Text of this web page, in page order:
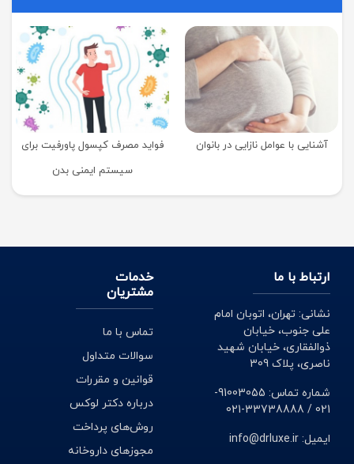
آشنایی با عوامل نازایی در بانوان
فواید مصرف کپسول پاورفیت برای
سیستم ایمنی بدن
ارتباط با ما
نشانی: تهران، اتوبان امام
علی جنوب، خیابان
ذوالفقاری، خیابان شهید
ناصری، پلاک 309
شماره تماس: 91003055-
021 / 33738888-021
ایمیل: info@drluxe.ir
خدمات
مشتریان
تماس با ما
سوالات متداول
قوانین و مقررات
درباره دکتر لوکس
روش‌های پرداخت
مجوزهای داروخانه